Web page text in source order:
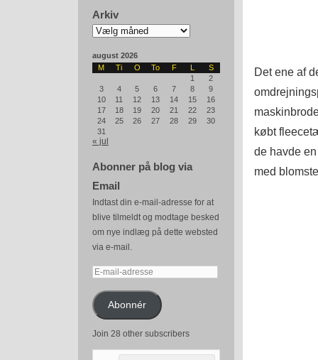
Arkiv
Arkiv
august 2026
M
Ti O To F L
S
1
2
3
4 5 6 7 8
9
10
11 12 13 14 15
16
17
18 19 20 21 22
23
24
25 26 27 28 29
30
31
« jul
Abonner på blog via
Email
Indtast din e-mail-adresse for at
blive tilmeldt og modtage besked
om nye indlæg på dette websted
via e-mail.
E-
adresseAbonnér
Join 28 other subscribers
Det ene af
købt
de havde
med